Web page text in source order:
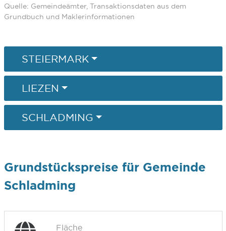
Quelle: Gemeindeämter, Transaktionsdaten aus dem
Grundbuch und Maklerinformationen
STEIERMARK
LIEZEN
SCHLADMING
Grundstückspreise für Gemeinde
Schladming
Fläche